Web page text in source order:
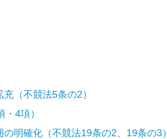
（不競法5条の2）
4項）
明確化（不競法19条の2、19条の3）